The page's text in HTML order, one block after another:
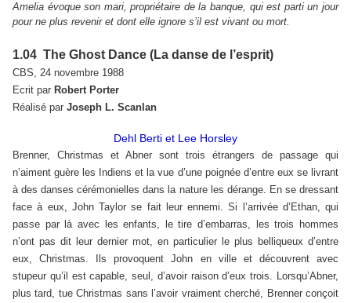
Amelia évoque son mari, propriétaire de la banque, qui est parti un jour
pour ne plus revenir et dont elle ignore s’il est vivant ou mort.
1.04 The Ghost Dance (La danse de l’esprit)
CBS, 24 novembre 1988
Ecrit par Robert Porter
Réalisé par Joseph L. Scanlan
Dehl Berti et Lee Horsley
Brenner, Christmas et Abner sont trois étrangers de passage qui
n’aiment guère les Indiens et la vue d’une poignée d’entre eux se livrant
à des danses cérémonielles dans la nature les dérange. En se dressant
face à eux, John Taylor se fait leur ennemi. Si l’arrivée d’Ethan, qui
passe par là avec les enfants, le tire d’embarras, les trois hommes
n’ont pas dit leur dernier mot, en particulier le plus belliqueux d’entre
eux, Christmas. Ils provoquent John en ville et découvrent avec
stupeur qu’il est capable, seul, d’avoir raison d’eux trois. Lorsqu’Abner,
plus tard, tue Christmas sans l’avoir vraiment cherché, Brenner conçoit